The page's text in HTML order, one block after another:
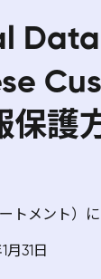
保護
トメント）
月31日